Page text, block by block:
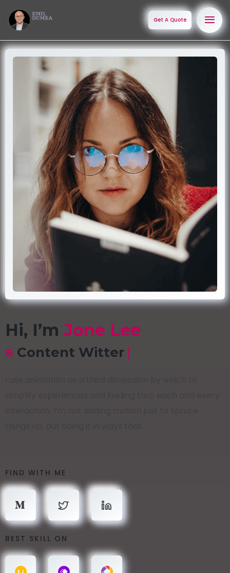
Get A Quote
Hi, I’m Jone Lee
a SEO Marketer
FIND WITH ME
BEST SKILL ON